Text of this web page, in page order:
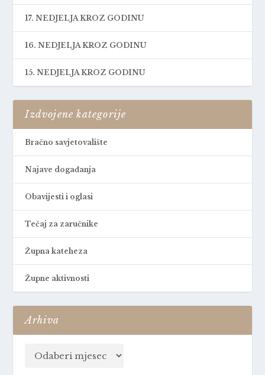
17. NEDJELJA KROZ GODINU
16. NEDJELJA KROZ GODINU
15. NEDJELJA KROZ GODINU
Izdvojene kategorije
Bračno savjetovalište
Najave događanja
Obavijesti i oglasi
Tečaj za zaručnike
Župna kateheza
Župne aktivnosti
Arhiva